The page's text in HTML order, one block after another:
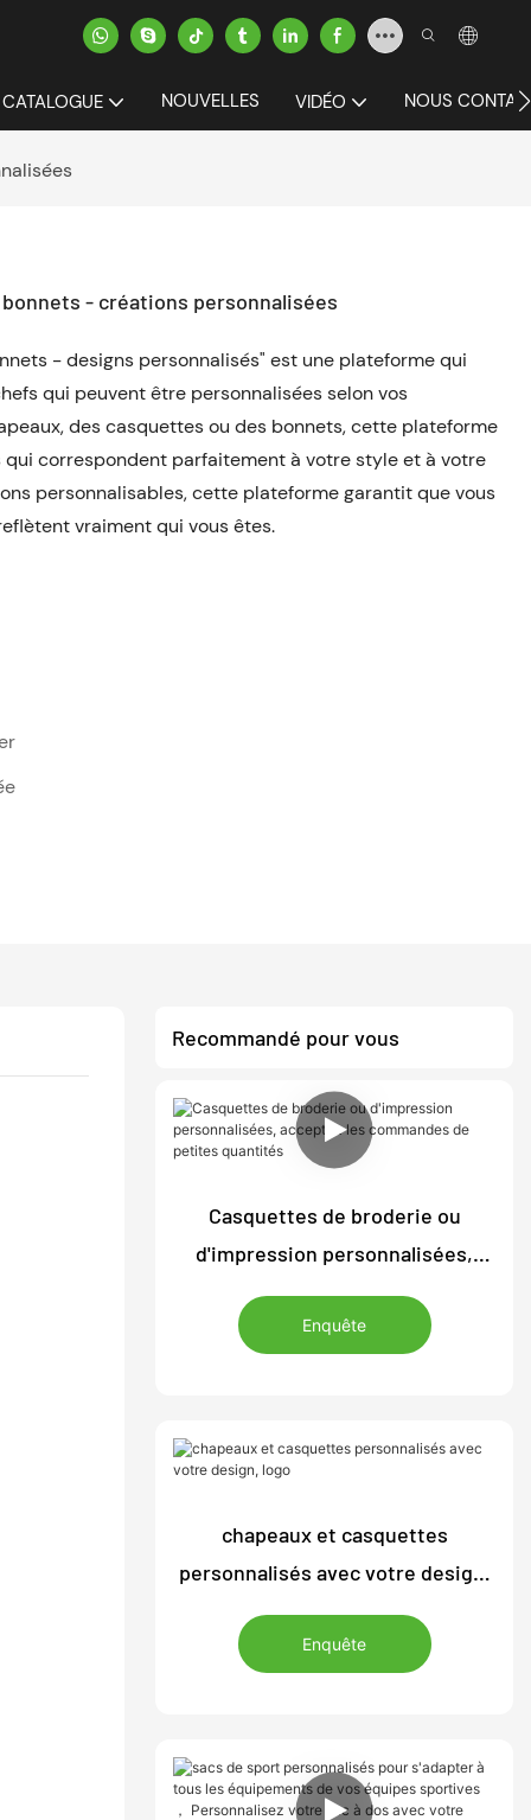
CATALOGUE NOUVELLES VIDÉO NOUS
- créations personnalisées
- designs personnalisés" est une plateforme qui
qui peuvent être personnalisées selon vos
des casquettes ou des bonnets, cette plateforme
correspondent parfaitement à votre style et à votre
personnalisables, cette plateforme garantit que vous
vraiment qui vous êtes.
Recommandé pour vous
Casquettes de broderie ou
d'impression personnalisées,
acceptez les commandes de
petites quantités
Enquête
chapeaux et casquettes
personnalisés avec votre design,
logo
Enquête